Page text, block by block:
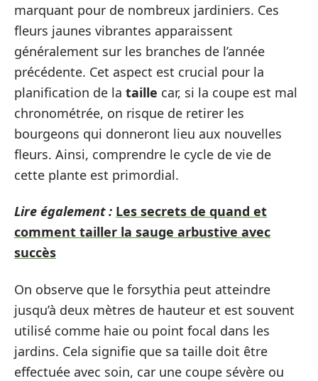
marquant pour de nombreux jardiniers. Ces
fleurs jaunes vibrantes apparaissent
généralement sur les branches de l’année
précédente. Cet aspect est crucial pour la
planification de la taille car, si la coupe est mal
chronométrée, on risque de retirer les
bourgeons qui donneront lieu aux nouvelles
fleurs. Ainsi, comprendre le cycle de vie de
cette plante est primordial.
Lire également : Les secrets de quand et
comment tailler la sauge arbustive avec
succès
On observe que le forsythia peut atteindre
jusqu’à deux mètres de hauteur et est souvent
utilisé comme haie ou point focal dans les
jardins. Cela signifie que sa taille doit être
effectuée avec soin, car une coupe sévère ou